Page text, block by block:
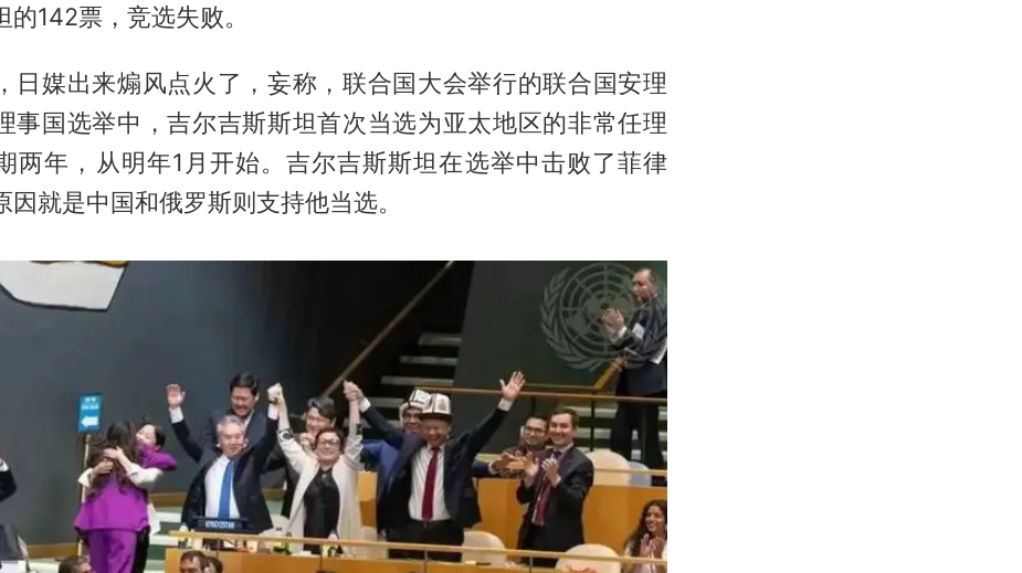
的142票，竞选失败。
日媒出来煽风点火了，妄称，联合国大会举行的联合国安理
事国选举中，吉尔吉斯斯坦首次当选为亚太地区的非常任理
两年，从明年1月开始。吉尔吉斯斯坦在选举中击败了菲律
因就是中国和俄罗斯则支持他当选。